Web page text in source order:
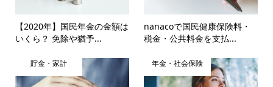
【2020年】国民年金の金額は
いくら？ 免除や猶予...
nanacoで国民健康保険料・
税金・公共料金を支払...
貯金・家計 年金・社会保険